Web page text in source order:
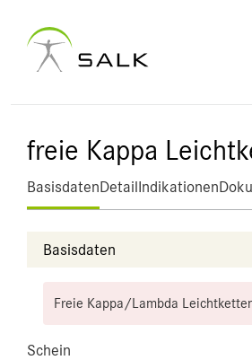
freie Kappa
BasisdatenDetailIndikationen
Basisdaten
Freie Kappa/Lambda
Schein